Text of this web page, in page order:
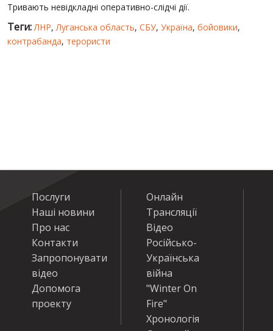
Тривають невідкладні оперативно-слідчі дії.
Теги:ЛНР,Луганська область, СБУ, Україна, бойовики,
контрабанда, терористи
Послуги
Наші новини
Про нас
Контакти
Запропонувати
відео
Допомога
проекту
Онлайн
Трансляції
Відео
Російсько-
Українська
війна
"Winter On
Fire"
Хронологія